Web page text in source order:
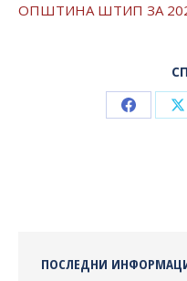
ОПШТИНА ШТИП ЗА
Share
ПОСЛЕДНИ